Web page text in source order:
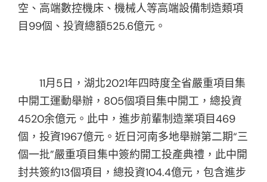
空、高端數控機床、機械人等高端設備制造類項
目99個、投資總額525.6億元。
11月5日，湖北2021年四時度全省嚴重項目集
中開工運動舉辦，805個項目集中開工，總投資
4520余億元。此中，進步前輩制造業項目469
個，投資1967億元。近日河南多地舉辦第二期“三
個一批”嚴重項目集中簽約開工投產典禮，此中開
封共簽約13個項目，總投資104.4億元，包含進步